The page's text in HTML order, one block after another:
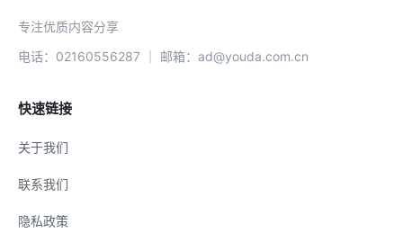
专注优质内容分享
电话：02160556287 ｜ 邮箱：ad@youda.com.cn
快速链接
关于我们
联系我们
隐私政策